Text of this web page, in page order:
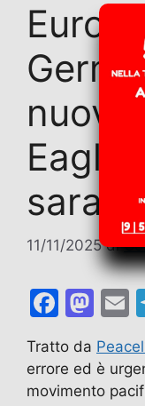
Eagle
11/11/2025 di
F
c
e
M
a
st
o
E
l
Tratto da
errore ed è
movimento